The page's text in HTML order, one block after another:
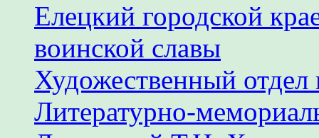
Елецкий городской
воинской славы
Художественный отдел
Литературно-